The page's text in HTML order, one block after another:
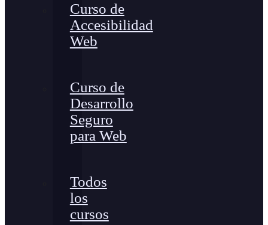
Curso de
Accesibilidad
Web
Curso de
Desarrollo
Seguro
para Web
Todos
los
cursos